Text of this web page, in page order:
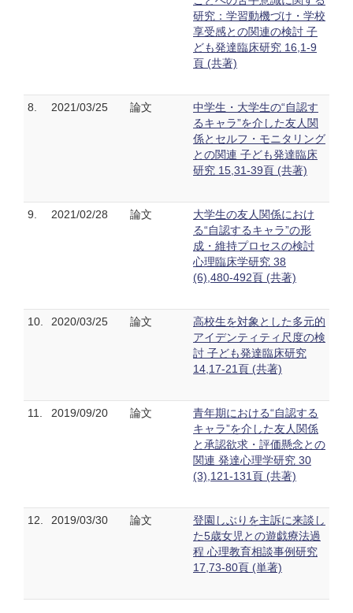
研究：学習動機づけ・学校
享受感との関連の検討 子
ども発達臨床研究 16,1-9
頁 (共著)
8. 2021/03/25 論文
中学生・大学生の“自認す
るキャラ”を介した友人関
係とセルフ・モニタリング
との関連 子ども発達臨床
研究 15,31-39頁 (共著)
9. 2021/02/28 論文
大学生の友人関係におけ
る“自認するキャラ”の形
成・維持プロセスの検討
心理臨床学研究 38
(6),480-492頁 (共著)
10. 2020/03/25 論文
高校生を対象とした多元的
アイデンティティ尺度の検
討 子ども発達臨床研究
14,17-21頁 (共著)
11. 2019/09/20 論文
青年期における“自認する
キャラ”を介した友人関係
と承認欲求・評価懸念との
関連 発達心理学研究 30
(3),121-131頁 (共著)
12. 2019/03/30 論文
登園しぶりを主訴に来談し
た5歳女児との遊戯療法過
程 心理教育相談事例研究
17,73-80頁 (単著)